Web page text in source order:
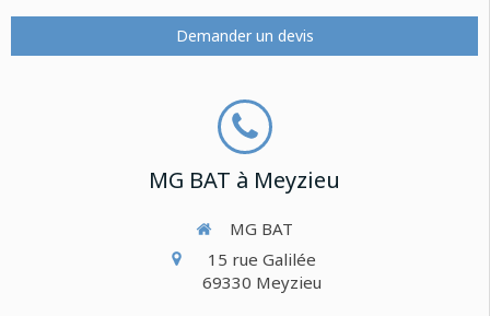
Demander un devis
MG BAT à Meyzieu
MG BAT
15 rue Galilée
69330 Meyzieu